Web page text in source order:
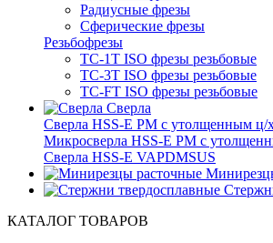
Радиусные фрезы
Сферические фрезы
Резьбофрезы
TC-1T ISO фрезы резьбовые
TC-3T ISO фрезы резьбовые
TC-FT ISO фрезы резьбовые
Сверла
Cверла HSS-E PM c утолщенным ц/
Микросверла HSS-E PM c
Сверла HSS-E VAPDMSUS
КАТАЛОГ ТОВАРОВ